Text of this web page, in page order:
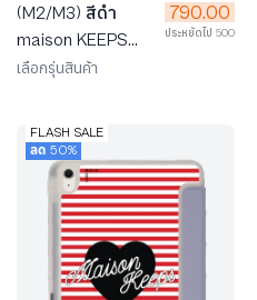
(M2/M3) สีดำ
maison KEEPS
หัวใจปัก
790.00
ประหยัดไป 500
เลือกรุ่นสินค้า
FLASH SALE
ลด 50%